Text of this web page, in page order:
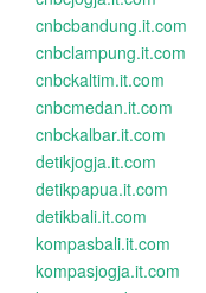
cnbcbandung.it.com
cnbclampung.it.com
cnbckaltim.it.com
cnbcmedan.it.com
cnbckalbar.it.com
detikjogja.it.com
detikpapua.it.com
detikbali.it.com
kompasbali.it.com
kompasjogja.it.com